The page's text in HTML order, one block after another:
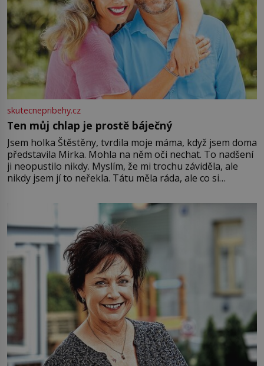
skutecnepribehy.cz
Ten můj chlap je prostě báječný
Jsem holka Štěstěny, tvrdila moje máma, když jsem doma
představila Mirka. Mohla na něm oči nechat. To nadšení
ji neopustilo nikdy. Myslím, že mi trochu záviděla, ale
nikdy jsem jí to neřekla. Tátu měla ráda, ale co si
Jsme spolu moc rádi Tehdy byla jiná doba, když